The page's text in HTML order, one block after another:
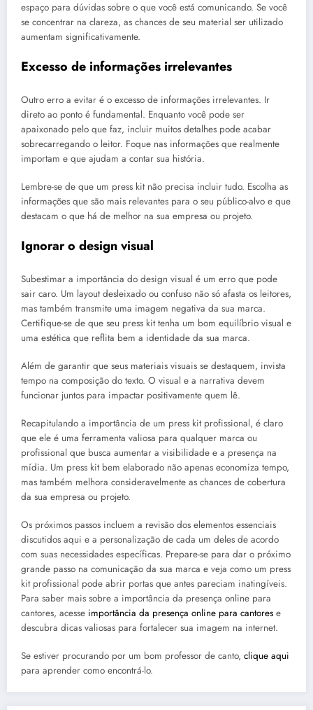
espaço para dúvidas sobre o que você está comunicando. Se você
se concentrar na clareza, as chances de seu material ser utilizado
aumentam significativamente.
Excesso de informações irrelevantes
Outro erro a evitar é o excesso de informações irrelevantes. Ir
direto ao ponto é fundamental. Enquanto você pode ser
apaixonado pelo que faz, incluir muitos detalhes pode acabar
sobrecarregando o leitor. Foque nas informações que realmente
importam e que ajudam a contar sua história.
Lembre-se de que um press kit não precisa incluir tudo. Escolha as
informações que são mais relevantes para o seu público-alvo e que
destacam o que há de melhor na sua empresa ou projeto.
Ignorar o design visual
Subestimar a importância do design visual é um erro que pode
sair caro. Um layout desleixado ou confuso não só afasta os leitores,
mas também transmite uma imagem negativa da sua marca.
Certifique-se de que seu press kit tenha um bom equilíbrio visual e
uma estética que reflita bem a identidade da sua marca.
Além de garantir que seus materiais visuais se destaquem, invista
tempo na composição do texto. O visual e a narrativa devem
funcionar juntos para impactar positivamente quem lê.
Recapitulando a importância de um press kit profissional, é claro
que ele é uma ferramenta valiosa para qualquer marca ou
profissional que busca aumentar a visibilidade e a presença na
mídia. Um press kit bem elaborado não apenas economiza tempo,
mas também melhora consideravelmente as chances de cobertura
da sua empresa ou projeto.
Os próximos passos incluem a revisão dos elementos essenciais
discutidos aqui e a personalização de cada um deles de acordo
com suas necessidades específicas. Prepare-se para dar o próximo
grande passo na comunicação da sua marca e veja como um press
kit profissional pode abrir portas que antes pareciam inatingíveis.
Para saber mais sobre a importância da presença online para
cantores, acesse importância da presença online para cantores e
descubra dicas valiosas para fortalecer sua imagem na internet.
Se estiver procurando por um bom professor de canto, clique aqui
para aprender como encontrá-lo.